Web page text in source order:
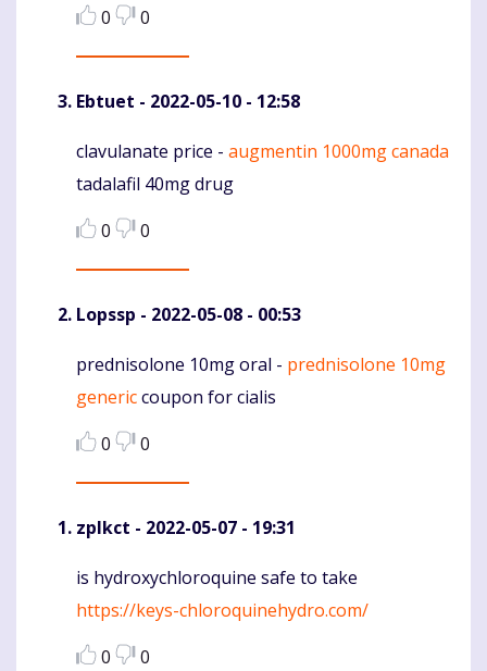
0
0
Ebtuet - 2022-05-10 - 12:58
Komentaras
clavulanate price - augmentin 1000mg canada
tadalafil 40mg drug
0
0
Lopssp - 2022-05-08 - 00:53
Komentaras
prednisolone 10mg oral - prednisolone 10mg
genericcoupon for cialis
0
0
zplkct - 2022-05-07 - 19:31
Komentaras
is hydroxychloroquine safe to take
https://keys-chloroquinehydro.com/
0
0